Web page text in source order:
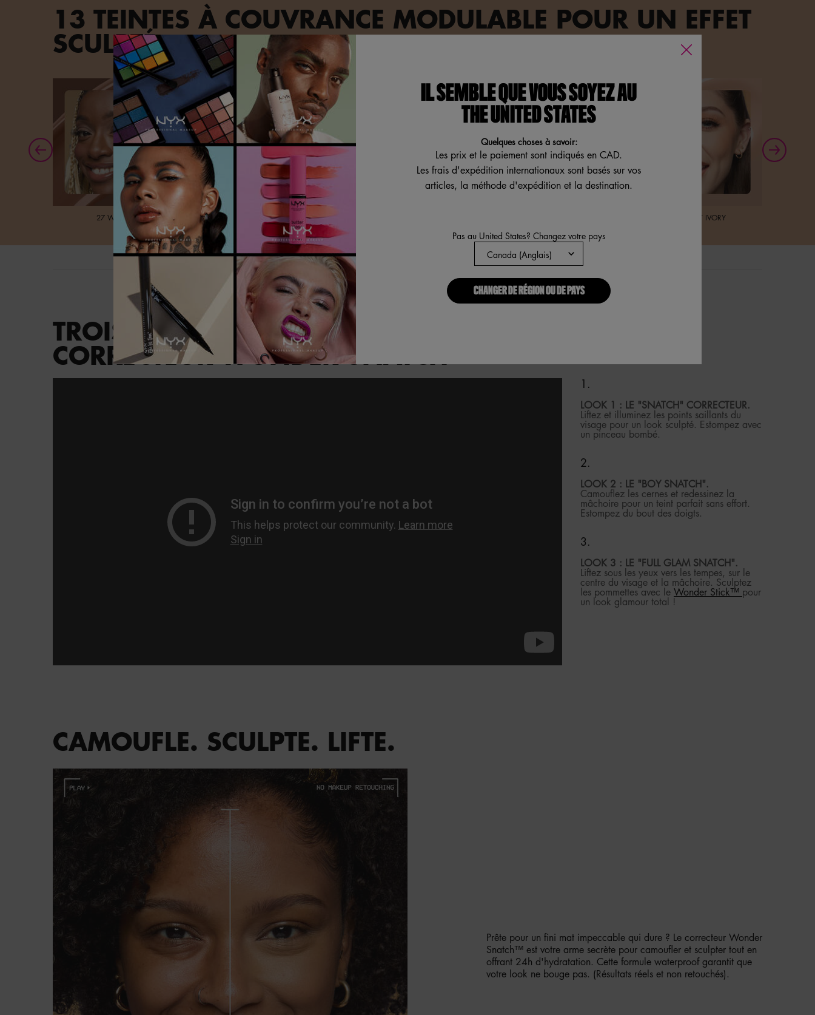
13 TEINTES À COUVRANCE MODULABLE POUR UN EFFET
SCULPTÉ.
27 WALNUT 30 RICH ESPRESSO 07 LIGHT IVORY
TROIS FAÇONS DE LIFTER ET D'ILLUMINER AVEC LE CORRECTEUR WONDER SNATCH™
TROIS FAÇONS DE LIFTER ET D'ILLUMINER AVEC LE
CORRECTEUR WONDER SNATCH™
LOOK 1 : LE "SNATCH" CORRECTEUR.
Liftez et illuminez les points saillants du
visage pour un look sculpté. Estompez avec
un pinceau bombé.
LOOK 2 : LE "BOY SNATCH".
Camouflez les cernes et redessinez la
mâchoire pour un teint parfait sans effort.
Estompez du bout des doigts.
LOOK 3 : LE "FULL GLAM SNATCH".
Liftez sous les yeux vers les tempes, sur le
centre du visage et la mâchoire. Sculptez
les pommettes avec le Wonder Stick™ pour
un look glamour total !
CAMOUFLE. SCULPTE. LIFTE.
Prête pour un fini mat impeccable qui dure ? Le correcteur Wonder
Snatch™ est votre arme secrète pour camoufler et sculpter tout en
offrant 24h d'hydratation. Cette formule waterproof garantit que
votre look ne bouge pas. (Résultats réels et non retouchés).
IL SEMBLE QUE VOUS SOYEZ AU
THE UNITED STATES
Quelques choses à savoir:
Les prix et le paiement sont indiqués en CAD.
Les frais d'expédition internationaux sont basés sur vos
articles, la méthode d'expédition et la destination.
Pas au United States? Changez votre pays
CHANGER DE RÉGION OU DE PAYS